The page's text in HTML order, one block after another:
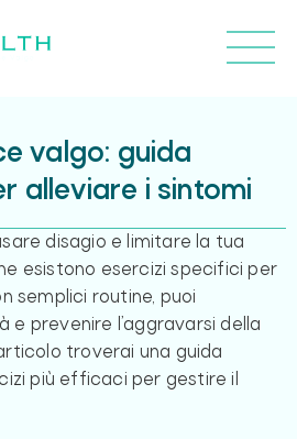
valgo: guida
alleviare i sintomi
disagio e limitare la tua
esistono esercizi specifici per
semplici routine, puoi
e prevenire l’aggravarsi della
troverai una guida
più efficaci per gestire il